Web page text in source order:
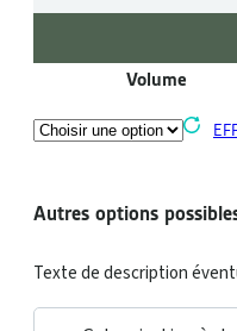
Volume
Autres options
Texte de description